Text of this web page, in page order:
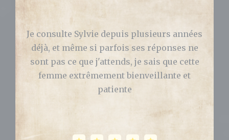
Bonjour, J’ai consulté Sylvie pour avoir des
réponses concernant ma vie pro et perso.
Elle m’a grandement aidé et ce qu’elle m’a
prédit s’est bien passé ! Je vous la